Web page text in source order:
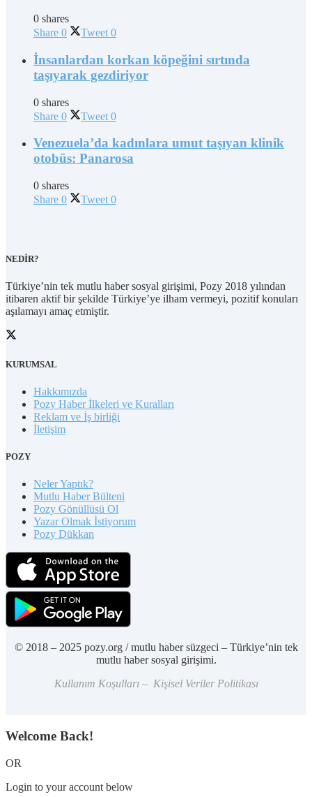
0 shares
Share 0 Tweet 0
İnsanlardan korkan köpeğini sırtında
taşıyarak gezdiriyor
0 shares
Share 0 Tweet 0
Venezuela’da kadınlara umut taşıyan klinik
otobüs: Panarosa
0 shares
Share 0 Tweet 0
NEDİR?
Türkiye’nin tek mutlu haber sosyal girişimi, Pozy 2018 yılından
itibaren aktif bir şekilde Türkiye’ye ilham vermeyi, pozitif konuları
aşılamayı amaç etmiştir.
KURUMSAL
Hakkımızda
Pozy Haber İlkeleri ve Kuralları
Reklam ve İş birliği
İletişim
POZY
Neler Yaptık?
Mutlu Haber Bülteni
Pozy Gönüllüsü Ol
Yazar Olmak İstiyorum
Pozy Dükkan
© 2018 – 2025 pozy.org / mutlu haber süzgeci – Türkiye’nin tek
mutlu haber sosyal girişimi.
Kullanım Koşulları – Kişisel Veriler Politikası
Welcome Back!
OR
Login to your account below